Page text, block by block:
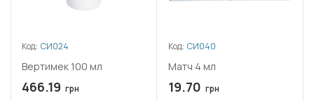
Код: СИ024
Вертимек 100 мл
466.19 грн
Код: СИ040
Матч 4 мл
19.70 грн